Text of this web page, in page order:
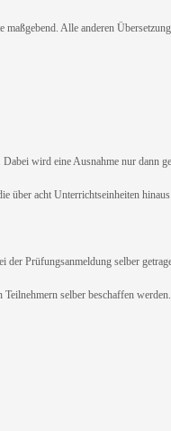
Alle anderen
wird eine Ausnahme nur dann
über acht Unterrichtseinheiten
Prüfungsanmeldung selber
selber beschaffen